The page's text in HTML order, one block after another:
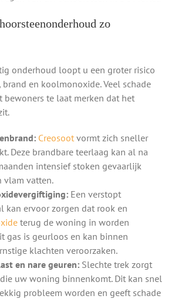
zo
onderhoud loopt u een groter risico
en koolmonoxide. Veel schade
bewoners te laat merken dat het
Creosootvormt zich sneller
Deze brandbare teerlaag kan al na
intensief stoken gevaarlijk
vlam vatten.
Een verstopt
kan ervoor zorgen dat rook en
terug de woning in worden
gas is geurloos en kan binnen
klachten veroorzaken.
en nare geuren:Slechte trek zorgt
uw woning binnenkomt. Dit kan snel
probleem worden en geeft schade